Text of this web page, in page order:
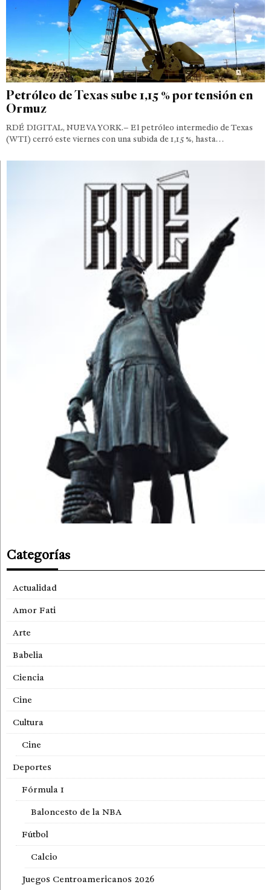
Petróleo de Texas sube 1,15 % por tensión en
Ormuz
RDÉ DIGITAL, NUEVA YORK.– El petróleo intermedio de Texas
(WTI) cerró este viernes con una subida de 1,15 %, hasta…
Categorías
Actualidad
Amor Fati
Arte
Babelia
Ciencia
Cine
Cultura
Cine
Deportes
Fórmula 1
Baloncesto de la NBA
Fútbol
Calcio
Juegos Centroamericanos 2026